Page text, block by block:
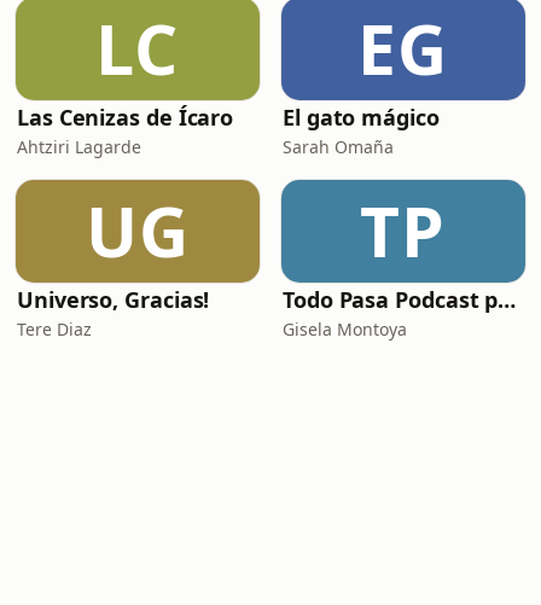
LC
Las Cenizas de Ícaro
Ahtziri Lagarde
EG
El gato mágico
Sarah Omaña
UG
Universo, Gracias!
Tere Diaz
TP
Todo Pasa Podcast por Gisela Montoya
Gisela Montoya